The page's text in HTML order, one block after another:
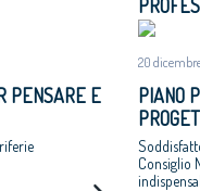
PENSARE E
20
PIANO
Consiglio